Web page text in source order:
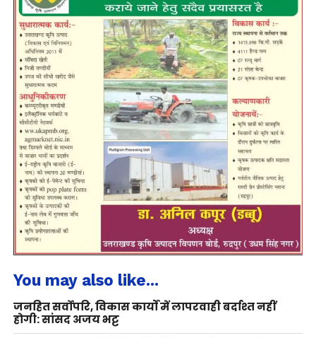
You may also like...
जनहित सर्वोपरि, विकास कार्यों में लापरवाही बर्दाश्त नहीं
होगी: सांसद अजय भट्ट